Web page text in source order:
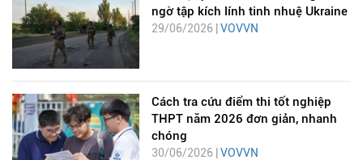
ngờ tập kích lính tinh nhuệ Ukraine
29/06/2026 |VOVVN
Cách tra cứu điểm thi tốt nghiệp
THPT năm 2026 đơn giản, nhanh
chóng
30/06/2026 | VOVVN